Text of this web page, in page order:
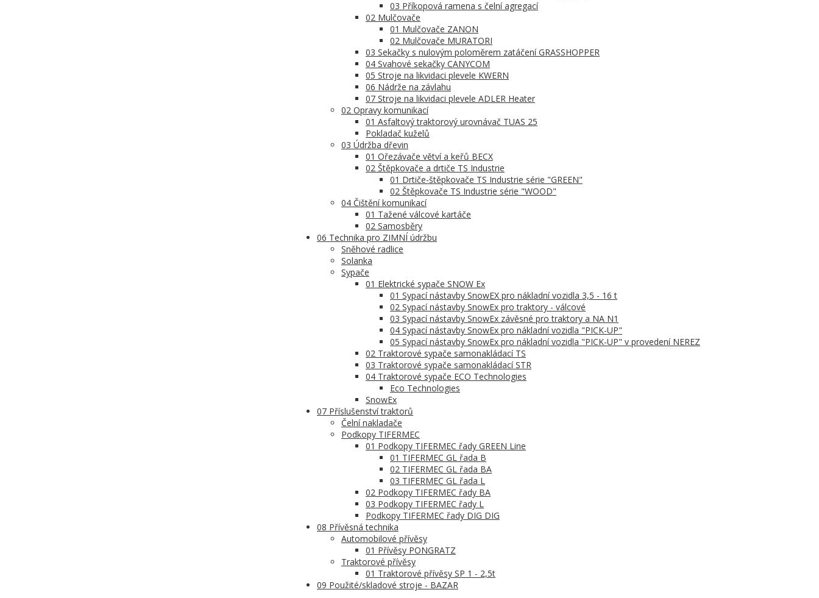
03 Příkopová ramena s čelní agregací
02 Mulčovače
01 Mulčovače ZANON
02 Mulčovače MURATORI
03 Sekačky s nulovým poloměrem zatáčení GRASSHOPPER
04 Svahové sekačky CANYCOM
05 Stroje na likvidaci plevele KWERN
06 Nádrže na závlahu
07 Stroje na likvidaci plevele ADLER Heater
02 Opravy komunikací
01 Asfaltový traktorový urovnávač TUAS 25
Pokladač kuželů
03 Údržba dřevin
01 Ořezávače větví a keřů BECX
02 Štěpkovače a drtiče TS Industrie
01 Drtiče-štěpkovače TS Industrie série "GREEN"
02 Štěpkovače TS Industrie série "WOOD"
04 Čištění komunikací
01 Tažené válcové kartáče
02 Samosběry
06 Technika pro ZIMNÍ údržbu
Sněhové radlice
Solanka
Sypače
01 Elektrické sypače SNOW Ex
01 Sypací nástavby SnowEX pro nákladní vozidla 3,5 - 16 t
02 Sypací nástavby SnowEx pro traktory - válcové
03 Sypací nástavby SnowEx závěsné pro traktory a NA N1
04 Sypací nástavby SnowEx pro nákladní vozidla "PICK-UP"
05 Sypací nástavby SnowEx pro nákladní vozidla "PICK-UP" v provedení NEREZ
02 Traktorové sypače samonakládací TS
03 Traktorové sypače samonakládací STR
04 Traktorové sypače ECO Technologies
Eco Technologies
SnowEx
07 Příslušenství traktorů
Čelní nakladače
Podkopy TIFERMEC
01 Podkopy TIFERMEC řady GREEN Line
01 TIFERMEC GL řada B
02 TIFERMEC GL řada BA
03 TIFERMEC GL řada L
02 Podkopy TIFERMEC řady BA
03 Podkopy TIFERMEC řady L
Podkopy TIFERMEC řady DIG DIG
08 Přívěsná technika
Automobilové přívěsy
01 Přívěsy PONGRATZ
Traktorové přívěsy
01 Traktorové přívěsy SP 1 - 2,5t
09 Použité/skladové stroje - BAZAR